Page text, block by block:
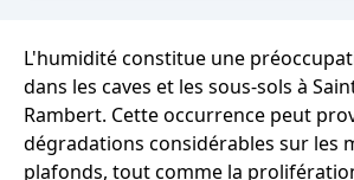
L'humidité constitue une
dans les caves et les sous-sols à
Rambert. Cette occurrence peut
dégradations considérables sur les
plafonds, tout comme la